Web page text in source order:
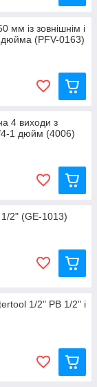
мм із зовнішнім і
дюйма (PFV-0163)
4 виходи з
4-1 дюйм (4006)
2" (GE-1013)
1/2" РВ 1/2" і